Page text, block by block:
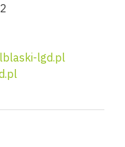
lgd.pl